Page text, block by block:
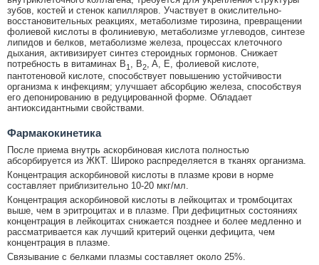
зубов, костей и стенок капилляров. Участвует в окислительно-
восстановительных реакциях, метаболизме тирозина, превращении
фолиевой кислоты в фолиниевую, метаболизме углеводов, синтезе
липидов и белков, метаболизме железа, процессах клеточного
дыхания, активизирует синтез стероидных гормонов. Снижает
потребность в витаминах B1 , B2 , A, E, фолиевой кислоте,
пантотеновой кислоте, способствует повышению устойчивости
организма к инфекциям; улучшает абсорбцию железа, способствуя
его депонированию в редуцированной форме. Обладает
антиоксидантными свойствами.
Фармакокинетика
После приема внутрь аскорбиновая кислота полностью
абсорбируется из ЖКТ. Широко распределяется в тканях организма.
Концентрация аскорбиновой кислоты в плазме крови в норме
составляет приблизительно 10-20 мкг/мл.
Концентрация аскорбиновой кислоты в лейкоцитах и тромбоцитах
выше, чем в эритроцитах и в плазме. При дефицитных состояниях
концентрация в лейкоцитах снижается позднее и более медленно и
рассматривается как лучший критерий оценки дефицита, чем
концентрация в плазме.
Связывание с белками плазмы составляет около 25%.